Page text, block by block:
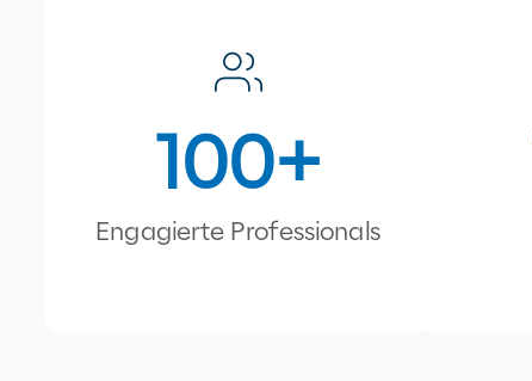
100
Engagierte Professionals